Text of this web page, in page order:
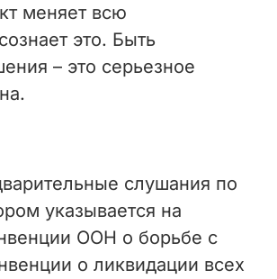
меняет всю
это. Быть
– это серьезное
слушания по
указывается на
ООН о борьбе с
о ликвидации всех